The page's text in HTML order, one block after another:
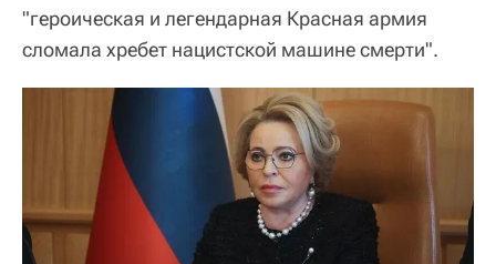
"героическая и легендарная Красная армия
сломала хребет нацистской машине смерти".